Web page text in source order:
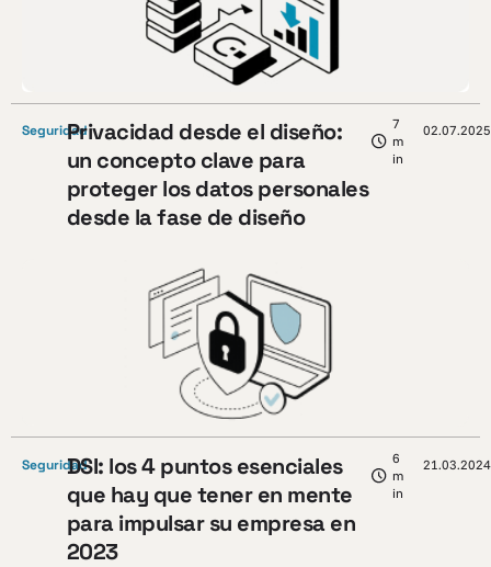
SeguridadPrivacidad desde el diseño:
un concepto clave para
proteger los datos personales
desde la fase de diseño
7
m
in
02.07.2025
SeguridadDSI: los 4 puntos esenciales
que hay que tener en mente
para impulsar su empresa en
2023
6
m
in
21.03.2024